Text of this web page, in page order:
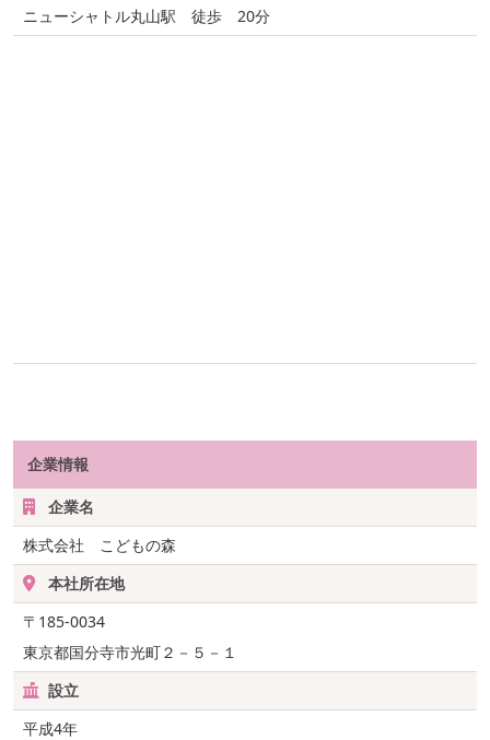
ニューシャトル丸山駅 徒歩 20分
企業情報
企業名
株式会社 こどもの森
本社所在地
〒185-0034
東京都国分寺市光町２－５－１
設立
平成4年